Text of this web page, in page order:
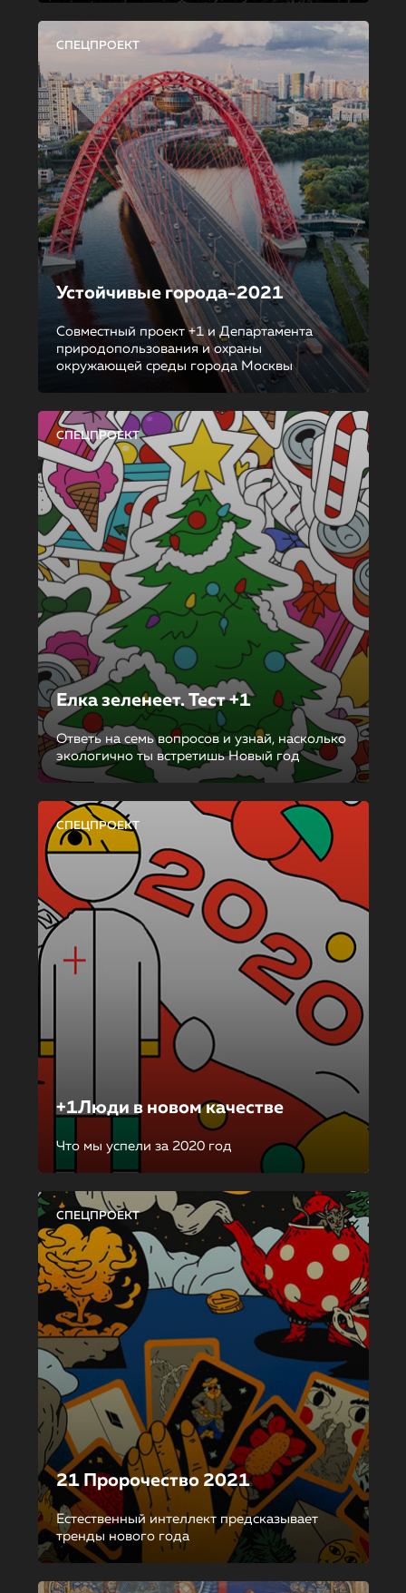
СПЕЦПРОЕКТ
Устойчивые города-2021
Совместный проект +1 и Департамента
природопользования и охраны
окружающей среды города Москвы
СПЕЦПРОЕКТ
Елка зеленеет. Тест +1
Ответь на семь вопросов и узнай, насколько
экологично ты встретишь Новый год
СПЕЦПРОЕКТ
+1Люди в новом качестве
Что мы успели за 2020 год
СПЕЦПРОЕКТ
21 Пророчество 2021
Естественный интеллект предсказывает
тренды нового года